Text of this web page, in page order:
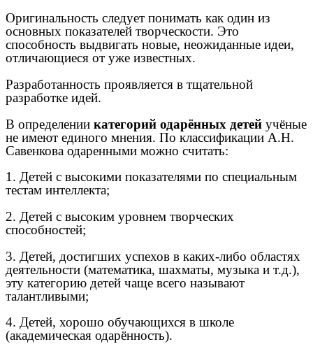
Оригинальность следует понимать как один из
основных показателей творческости. Это
способность выдвигать новые, неожиданные идеи,
отличающиеся от уже известных.
Разработанность проявляется в тщательной
разработке идей.
В определении категорий одарённых детей учёные
не имеют единого мнения. По классификации А.Н.
Савенкова одаренными можно считать:
1. Детей с высокими показателями по специальным
тестам интеллекта;
2. Детей с высоким уровнем творческих
способностей;
3. Детей, достигших успехов в каких-либо областях
деятельности (математика, шахматы, музыка и т.д.),
эту категорию детей чаще всего называют
талантливыми;
4. Детей, хорошо обучающихся в школе
(академическая одарённость).